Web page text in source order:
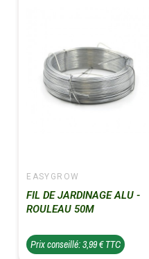
EASYGROW
FIL DE JARDINAGE ALU -
ROULEAU 50M
Prix conseillé: 3,99 € TTC